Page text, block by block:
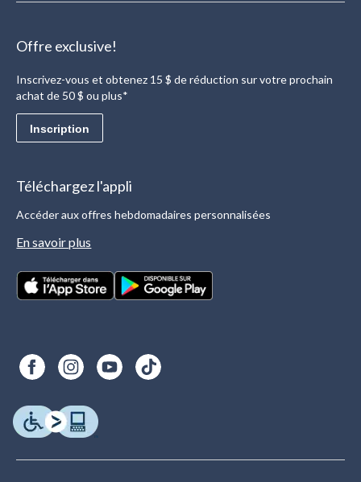
Offre exclusive!
Inscrivez-vous et obtenez 15 $ de réduction sur votre prochain
achat de 50 $ ou plus*
Inscription
Téléchargez l'appli
Accéder aux offres hebdomadaires personnalisées
En savoir plus